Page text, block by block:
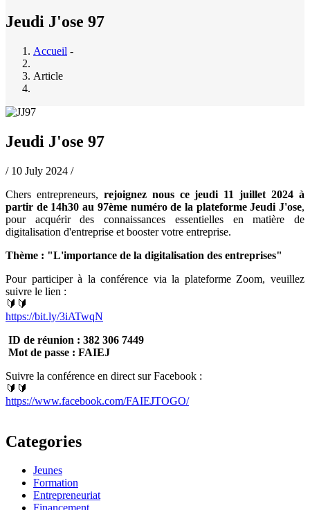
Jeudi J'ose 97
Fil
d'Ariane
Accueil -
Article
Jeudi J'ose 97
/ 10 July 2024 /
Chers entrepreneurs, rejoignez nous ce jeudi 11 juillet 2024 à
partir de 14h30 au 97ème numéro de la plateforme Jeudi J'ose,
pour acquérir des connaissances essentielles en matière de
digitalisation d'entreprise et booster votre entreprise.
Thème : "L'importance de la digitalisation des entreprises"
Pour participer à la conférence via la plateforme Zoom, veuillez
suivre le lien :
🔰🔰
https://bit.ly/3iATwqN
ID de réunion : 382 306 7449
Mot de passe : FAIEJ
Suivre la conférence en direct sur Facebook :
🔰🔰
https://www.facebook.com/FAIEJTOGO/
Categories
Jeunes
Formation
Entrepreneuriat